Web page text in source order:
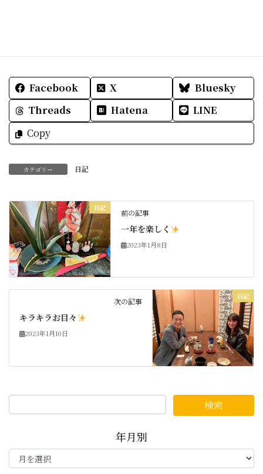
Facebook X
Bluesky
Threads
Hatena
LINE
Copy
カテゴリー 日記
日記
前の記事
一年を楽しく
2023年1月8日
日記
次の記事
キラキラお目々
2023年1月10日
年月別
年
月